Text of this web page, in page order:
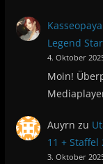
Kasseopaya
Legend
4. Oktober
Moin!
Auyrn zu
11 +
3. Oktober